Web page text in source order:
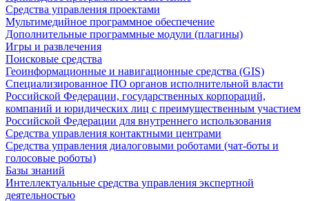
Средства управления проектами
Мультимедийное программное обеспечение
Дополнительные программные модули (плагины)
Игры и развлечения
Поисковые средства
Геоинформационные и навигационные средства (GIS)
Специализированное ПО органов исполнительной власти
Российской Федерации, государственных корпораций,
компаний и юридических лиц с преимущественным участием
Российской Федерации для внутреннего использования
Средства управления контактными центрами
Средства управления диалоговыми роботами (чат-боты и
голосовые роботы)
Базы знаний
Интеллектуальные средства управления экспертной
деятельностью